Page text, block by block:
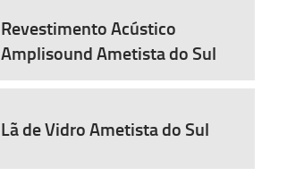
Revestimento Acústico
Amplisound Ametista do Sul
Lã de Vidro Ametista do Sul